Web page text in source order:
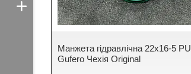
Манжета гідравлічна 22х16-5 PU
Gufero Чехія Original